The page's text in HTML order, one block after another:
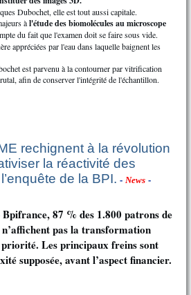
Dubochet, elle est tout aussi capitale.
àl'étude des biomolécules au microscope
du fait que l'examen doit se faire sous vide.
appréciées par l'eau dans laquelle baignent les
est parvenu à la contourner par vitrification
afin de conserver l'intégrité de l'échantillon.
rechignent à la révolution
la réactivité des
de la BPI. - News -
87 % des 1.800 patrons de
pas la transformation
Les principaux freins sont
supposée, avant l’aspect financier.